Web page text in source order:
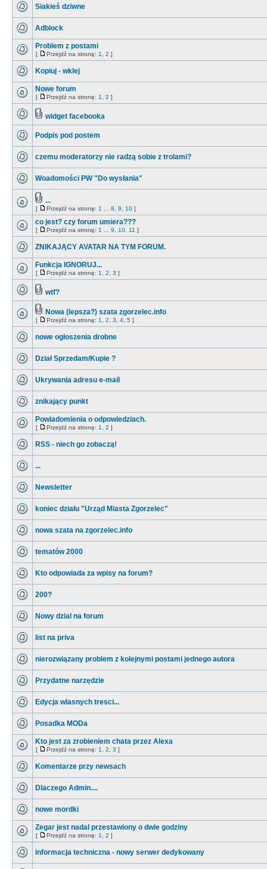
Siakieś dziwne
Adblock
Problem z postami
[ Przejdź na stronę: 1 2 ]
Kopiuj - wklej
Nowe forum
[ Przejdź na stronę: 1 2 ]
widget facebooka
Podpis pod postem
czemu moderatorzy nie radzą sobie z trolami?
Woadomości PW "Do wysłania"
...
[ Przejdź na stronę: 1 8 9 10 ]
co jest? czy forum umiera???
[ Przejdź na stronę: 1 9 10 11 ]
ZNIKAJĄCY AVATAR NA TYM FORUM.
Funkcja IGNORUJ...
[ Przejdź na stronę: 1 2 3 ]
wtf?
Nowa (lepsza?) szata zgorzelec.info
[ Przejdź na stronę: 1 2 3 4 5 ]
nowe ogłoszenia drobne
Dział Sprzedam/Kupie ?
Ukrywania adresu e-mail
znikający punkt
Powiadomienia o odpowiedziach.
[ Przejdź na stronę: 1 2 ]
RSS - niech go zobaczą!
...
Newsletter
koniec działu "Urząd Miasta Zgorzelec"
nowa szata na zgorzelec.info
tematów 2000
Kto odpowiada za wpisy na forum?
200?
Nowy dzial na forum
list na priva
nierozwiązany problem z kolejnymi postami jednego autora
Przydatne narzędzie
Edycja wlasnych tresci...
Posadka MODa
Kto jest za zrobieniem chata przez Alexa
[ Przejdź na stronę: 1 2 3 ]
Komentarze przy newsach
Dlaczego Admin....
nowe mordki
Zegar jest nadal przestawiony o dwie godziny
[ Przejdź na stronę: 1 2 ]
informacja techniczna - nowy serwer dedykowany